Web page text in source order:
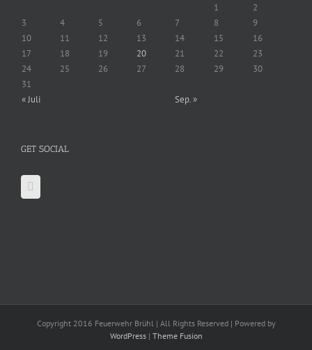
1
2
3
4 5 6 7 8
9
10
11 12 13 14 15
16
17
18 19 20 21 22
23
24
25 26 27 28 29
30
31
« Juli
Sep. »
GET SOCIAL
Copyright 2016 Feuerwehr Brühl | All Rights Reserved | Powered by
WordPress| Theme Fusion